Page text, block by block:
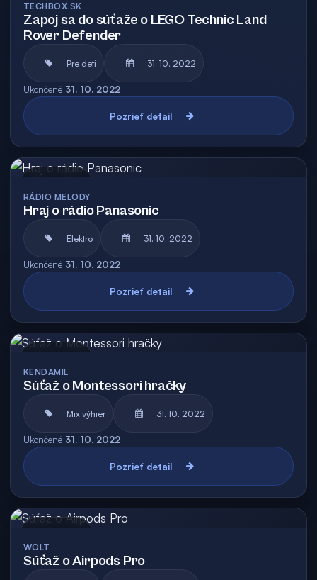
TECHBOX.SK
Zapoj sa do súťaže o LEGO Technic Land
Rover Defender
Pre deti 31. 10. 2022
Ukončené 31. 10. 2022
Pozrieť detail
RÁDIO MELODY
Hraj o rádio Panasonic
Elektro 31. 10. 2022
Ukončené 31. 10. 2022
Pozrieť detail
KENDAMIL
Súťaž o Montessori hračky
Mix výhier 31. 10. 2022
Ukončené 31. 10. 2022
Pozrieť detail
WOLT
Súťaž o Airpods Pro